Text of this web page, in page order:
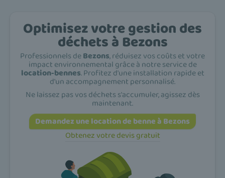
Optimisez votre gestion des
déchets à Bezons
Professionnels deBezons, réduisez vos coûts et votre
impact environnemental grâce à notre service de
location-bennes. Profitez d'une installation rapide et
d'un accompagnement personnalisé.
Ne laissez pas vos déchets s'accumuler, agissez dès
maintenant.
Demandez une location de benne à Bezons
Obtenez votre devis gratuit